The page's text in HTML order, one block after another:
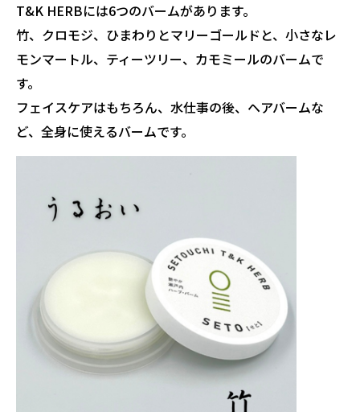
T&K HERBには6つのバームがあります。
竹、クロモジ、ひまわりとマリーゴールドと、小さなレ
モンマートル、ティーツリー、カモミールのバームで
す。
フェイスケアはもちろん、水仕事の後、ヘアバームな
ど、全身に使えるバームです。